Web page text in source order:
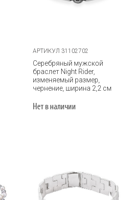
АРТИКУЛ 31102702
Серебряный мужской
браслет Night Rider,
изменяемый размер,
чернение, ширина 2,2 см
Нет в наличии